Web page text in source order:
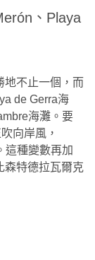
、Playa
地不止一個，而
de Gerra海
海灘。要
向岸風，
這種變數再加
森特德拉瓦爾克